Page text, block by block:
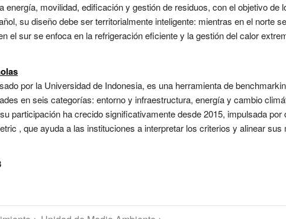
movilidad, edificación y gestión de residuos, con el objetivo de
su diseño debe ser territorialmente inteligente: mientras en el norte
el sur se enfoca en la refrigeración eficiente y la gestión del calor
por la Universidad de Indonesia, es una herramienta de
en seis categorías: entorno y infraestructura, energía y cambio
participación ha crecido significativamente desde 2015, impulsada por
, que ayuda a las instituciones a interpretar los criterios y alinear sus